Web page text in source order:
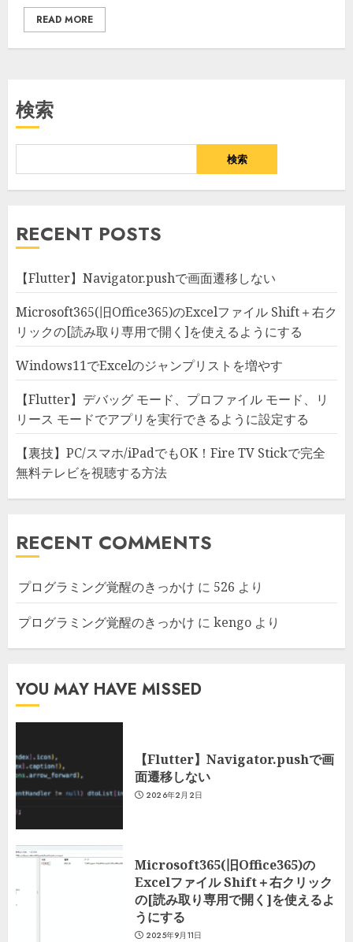
READ MORE
検索
検索
RECENT POSTS
【Flutter】Navigator.pushで画面遷移しない
Microsoft365(旧Office365)のExcelファイル Shift＋右ク
リックの[読み取り専用で開く]を使えるようにする
Windows11でExcelのジャンプリストを増やす
【Flutter】デバッグ モード、プロファイル モード、リ
リース モードでアプリを実行できるように設定する
【裏技】PC/スマホ/iPadでもOK！Fire TV Stickで完全
無料テレビを視聴する方法
RECENT COMMENTS
プログラミング覚醒のきっかけ に 526 より
プログラミング覚醒のきっかけ に kengo より
YOU MAY HAVE MISSED
【Flutter】Navigator.pushで画
面遷移しない
2026年2月2日
Microsoft365(旧Office365)の
Excelファイル Shift＋右クリック
の[読み取り専用で開く]を使えるよ
うにする
2025年9月11日